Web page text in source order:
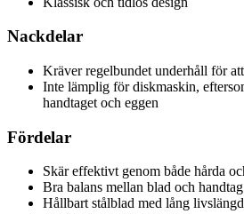
Nackdelar
Kräver regelbundet underhåll för
Inte lämplig för diskmaskin,
handtaget och eggen
Fördelar
Skär effektivt genom både hårda
Bra balans mellan blad och handtag
Hållbart stålblad med lång livslängd